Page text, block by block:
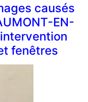
causés
EN-
fenêtres